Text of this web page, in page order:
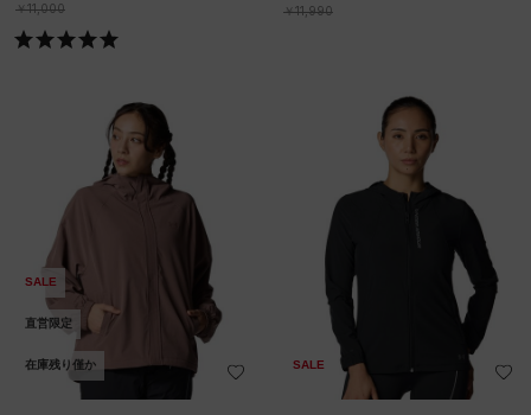
￥11,000
￥11,990
SALE
直営限定
在庫残り僅か SALE